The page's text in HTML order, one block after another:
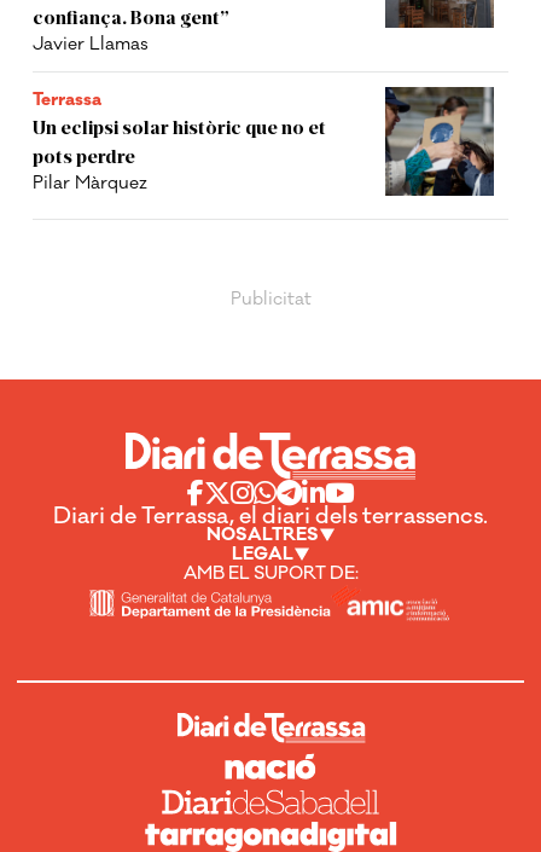
confiança. Bona gent”
Javier Llamas
Terrassa
Un eclipsi solar històric que no et
pots perdre
Pilar Màrquez
Diari de Terrassa, el diari dels terrassencs.
NOSALTRES
LEGAL
AMB EL SUPORT DE: